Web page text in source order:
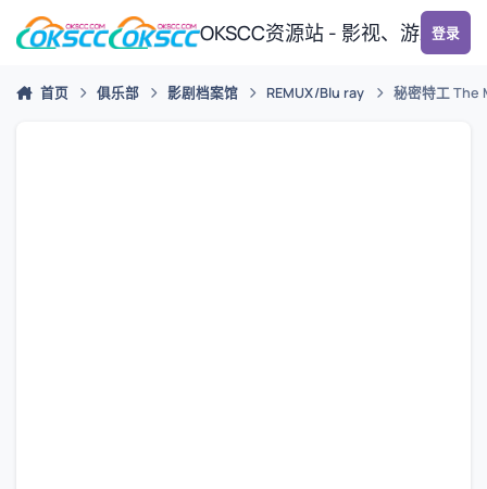
跳转到帖子
OKSCC资源站 - 影视、游戏、
登录
首页 俱乐部 影剧档案馆 REMUX/Blu ray 秘密特工 The